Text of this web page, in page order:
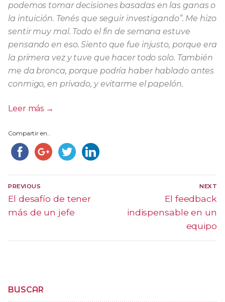
podemos tomar decisiones basadas en las ganas o
la intuición. Tenés que seguir investigando”. Me hizo
sentir muy mal. Todo el fin de semana estuve
pensando en eso. Siento que fue injusto, porque era
la primera vez y tuve que hacer todo solo. También
me da bronca, porque podría haber hablado antes
conmigo, en privado, y evitarme el papelón.
Leer más →
Compartir en..
Navegación
de
entradas
PREVIOUS
Previous
post:
El desafío de tener
más de un jefe
NEXT
Next
post:
El feedback
indispensable en un
equipo
BUSCAR